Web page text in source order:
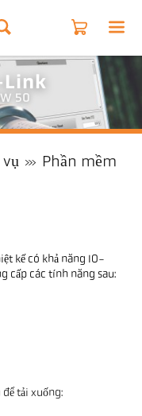
Link
50
Phần mềm
kế có khả năng IO-
cấp các tính năng sau:
tải xuống: